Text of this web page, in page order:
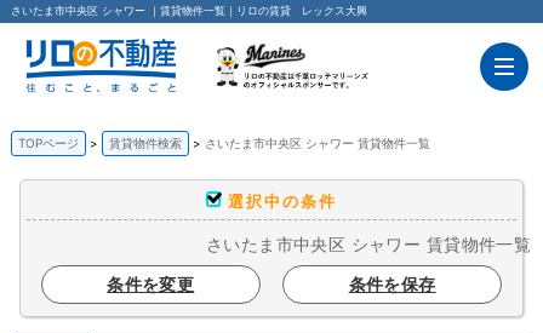
さいたま市中央区 シャワー ｜賃貸物件一覧｜リロの賃貸 レックス大興
TOPページ 賃貸物件検索 さいたま市中央区 シャワー 賃貸物件一覧
選択中の条件
さいたま市中央区 シャワー 賃貸物件一覧
条件を変更
条件を保存